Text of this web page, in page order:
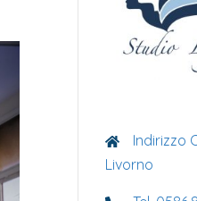
Indirizzo
Livorno